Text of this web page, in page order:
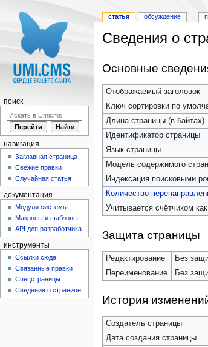
Сведения о
Основные
Отображаемый заголовок
Ключ сортировки по
Длина страницы (в байтах)
Идентификатор страницы
Язык страницы
Модель содержимого
Индексация поисковыми
Количество
Учитывается счётчиком
Защита страницы
Редактирование
Без
Переименование
Без
История
Создатель страницы
Дата создания страницы
статья обсуждение
поиск
навигация
Заглавная страница
Свежие правки
Случайная статья
документация
Модули системы
Макросы и шаблоны
API для разработчика
инструменты
Ссылки сюда
Связанные правки
Спецстраницы
Сведения о странице